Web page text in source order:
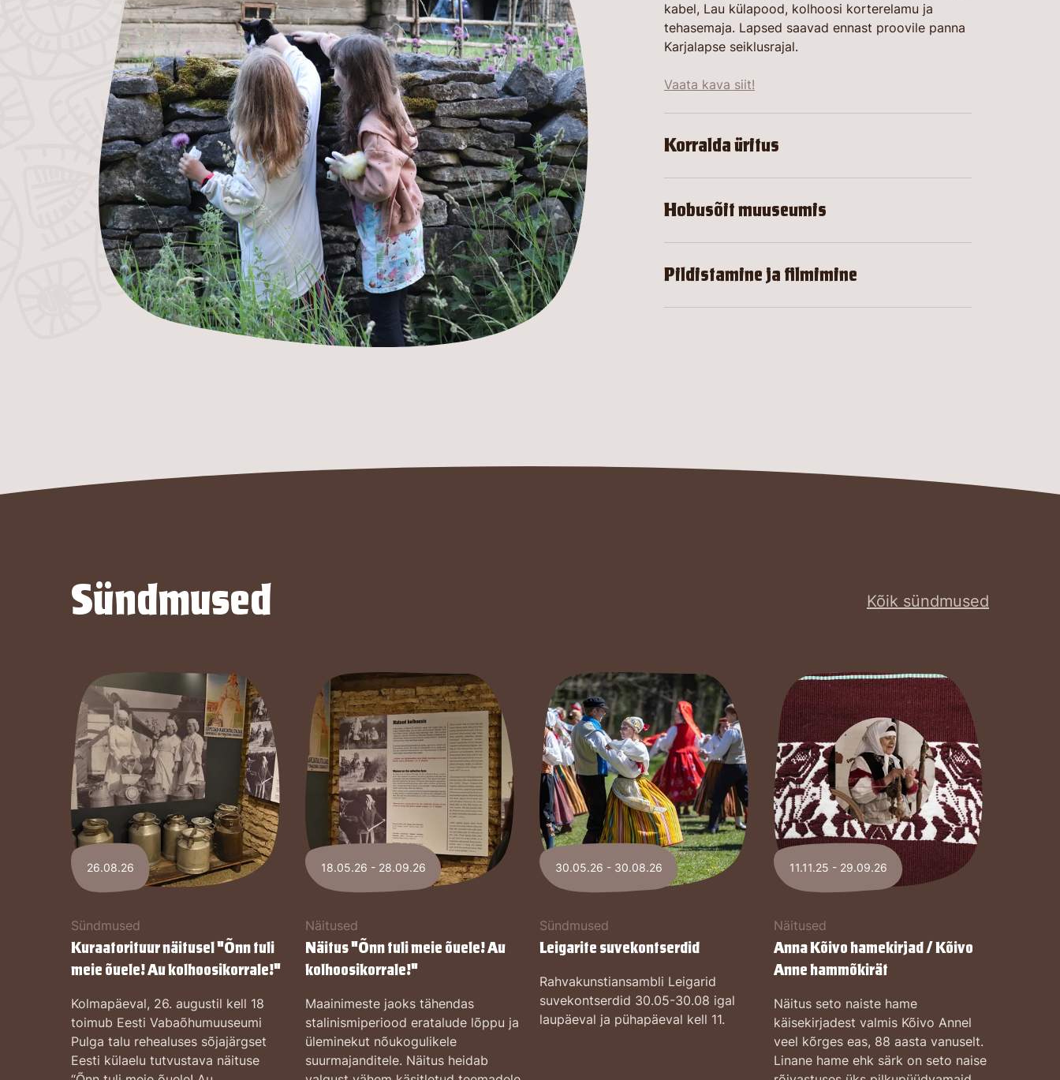
kabel, Lau külapood, kolhoosi korterelamu ja
tehasemaja. Lapsed saavad ennast proovile panna
Karjalapse seiklusrajal.
Vaata kava siit!
Korralda üritus
Hobusõit muuseumis
Pildistamine ja filmimine
Sündmused Kõik sündmused
26.08.26
Sündmused
Kuraatorituur näitusel "Õnn tuli
meie õuele! Au kolhoosikorrale!"
Kolmapäeval, 26. augustil kell 18
toimub Eesti Vabaõhumuuseumi
Pulga talu rehealuses sõjajärgset
Eesti külaelu tutvustava näituse
18.05.26 - 28.09.26
Näitused
Näitus "Õnn tuli meie õuele! Au
kolhoosikorrale!"
Maainimeste jaoks tähendas
stalinismiperiood eratalude lõppu ja
üleminekut nõukogulikele
suurmajanditele. Näitus heidab
30.05.26 - 30.08.26
Sündmused
Leigarite suvekontserdid
Rahvakunstiansambli Leigarid
suvekontserdid 30.05-30.08 igal
laupäeval ja pühapäeval kell 11.
11.11.25 - 29.09.26
Näitused
Anna Kõivo hamekirjad / Kõivo
Anne hammõkirät
Näitus seto naiste hame
käisekirjadest valmis Kõivo Annel
veel kõrges eas, 88 aasta vanuselt.
Linane hame ehk särk on seto naise